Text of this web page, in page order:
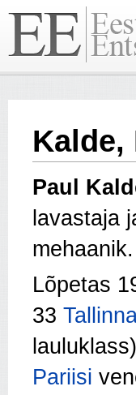
Kalde,
Paul
lavastaja
Lõpetas
33
Pariisi